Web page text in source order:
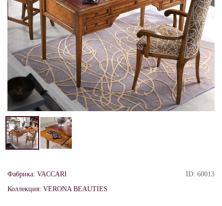
Фабрика: VACCARI
Коллекция: VERONA BEAUTIES
ID: 60013